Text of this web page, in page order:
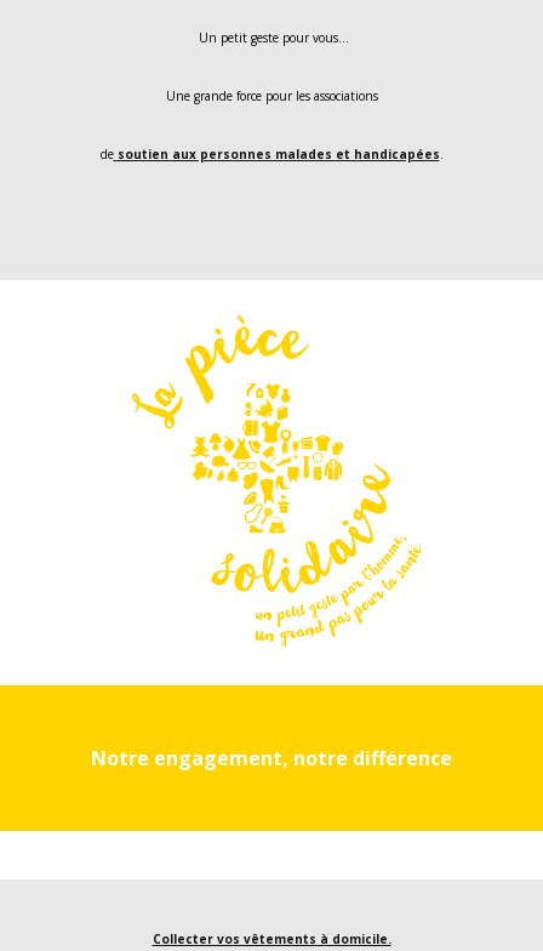
Un petit geste pour vous…
Une grande force pour les associations
desoutien aux personnes malades et handicapées.
Notre engagement, notre différence
Collecter vos vêtements à domicile.